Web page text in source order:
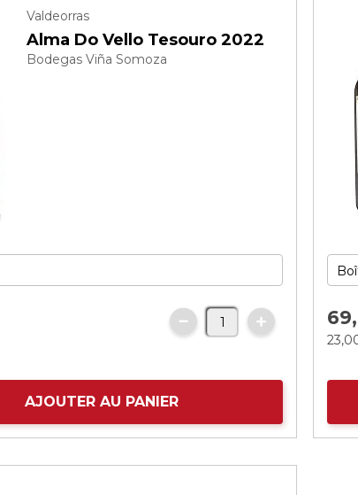
Valdeorras
Alma Do Vello Tesouro 2022
Bodegas Viña Somoza
AJOUTER AU PANIER
69,
23,